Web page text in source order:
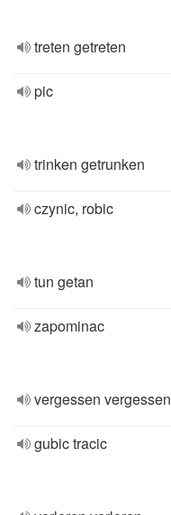
treten getreten
pic
trinken getrunken
czynic, robic
tun getan
zapominac
vergessen vergessen
gubic tracic